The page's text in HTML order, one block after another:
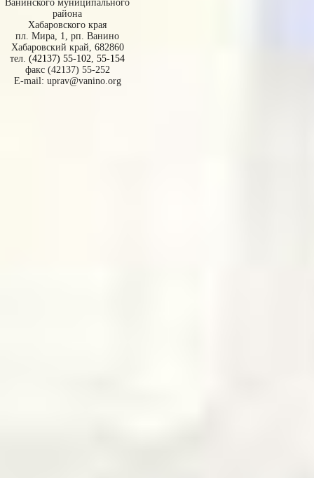
Ванинского муниципального
района
Хабаровского края
пл. Мира, 1, рп. Ванино
Хабаровский край, 682860
тел. (42137) 55-102 55-154
факс (42137) 55-252
E-mail: uprav@vanino.org